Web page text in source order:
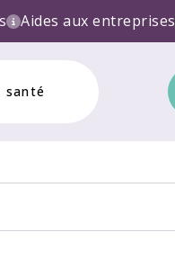
! Contactez nous!
Aides aux entreprises
santé